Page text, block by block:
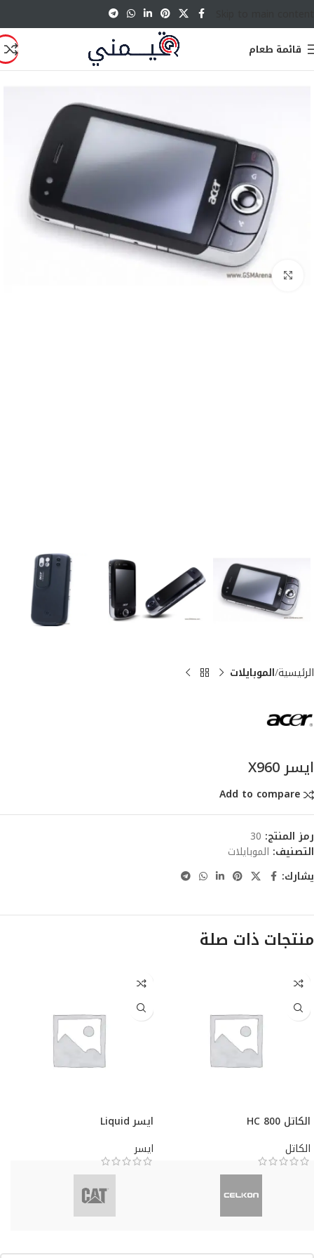
قائمة طعام
انقر للتكبير
الرئيسية الموبايلات
ايسر X960
Add to compare
رمز المنتج: 30
التصنيف: الموبايلات
يشارك:
منتجات ذات صلة
الكاتل HC 800
الكاتل
ايسر Liquid
ايسر